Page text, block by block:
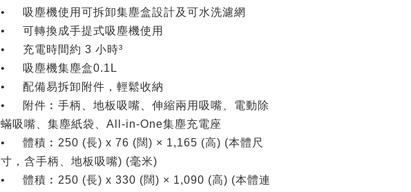
•
吸塵機使用可拆卸集塵盒設計及可水洗濾網
•
可轉換成手提式吸塵機使用
•
充電時間約 3 小時³
•
吸塵機集塵盒0.1L
•
配備易拆卸附件，輕鬆收納
•
附件︰手柄、地板吸嘴、伸縮兩用吸嘴、電動除
蟎吸嘴、集塵紙袋、All-in-One集塵充電座
•
體積︰250 (長) x 76 (闊) × 1,165 (高) (本體尺
寸，含手柄、地板吸嘴) (毫米)
•
體積︰250 (長) x 330 (闊) × 1,090 (高) (本體連